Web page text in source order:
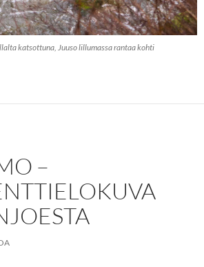
katsottuna, Juuso lillumassa rantaa kohti
–